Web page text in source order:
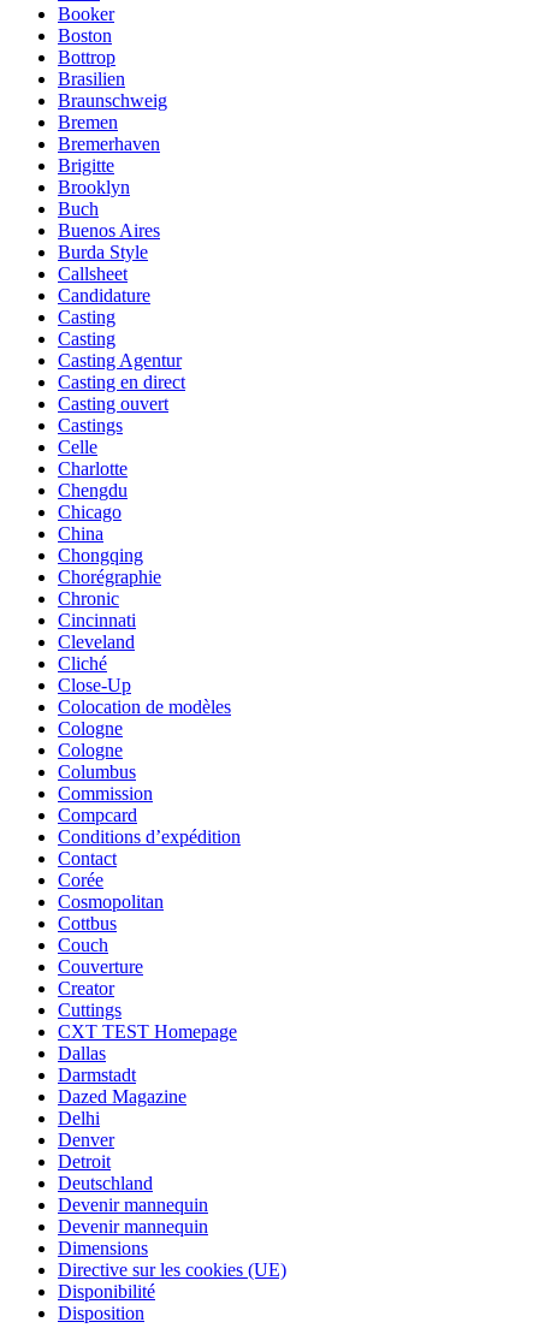
Booker
Boston
Bottrop
Brasilien
Braunschweig
Bremen
Bremerhaven
Brigitte
Brooklyn
Buch
Buenos Aires
Burda Style
Callsheet
Candidature
Casting
Casting
Casting Agentur
Casting en direct
Casting ouvert
Castings
Celle
Charlotte
Chengdu
Chicago
China
Chongqing
Chorégraphie
Chronic
Cincinnati
Cleveland
Cliché
Close-Up
Colocation de modèles
Cologne
Cologne
Columbus
Commission
Compcard
Conditions d’expédition
Contact
Corée
Cosmopolitan
Cottbus
Couch
Couverture
Creator
Cuttings
CXT TEST Homepage
Dallas
Darmstadt
Dazed Magazine
Delhi
Denver
Detroit
Deutschland
Devenir mannequin
Devenir mannequin
Dimensions
Directive sur les cookies (UE)
Disponibilité
Disposition